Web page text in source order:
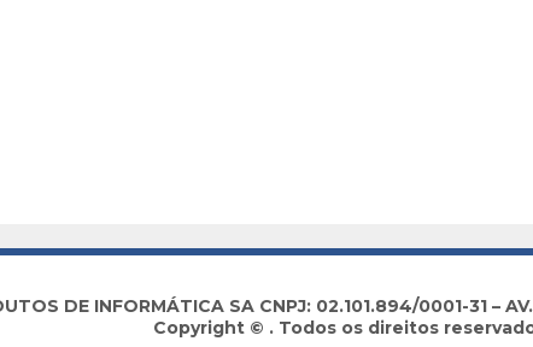
DE INFORMÁTICA SA CNPJ: 02.101.894/0001-31 –
Copyright © . Todos os direitos